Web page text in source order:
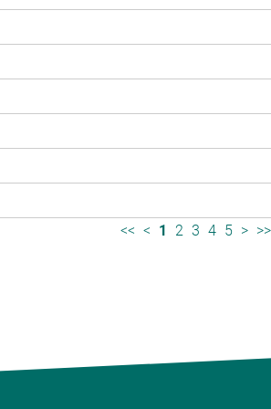
<< < 1 2 3 4 5 > >>